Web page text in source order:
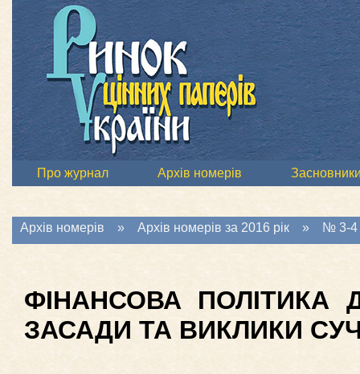
Про журнал Архів номерів
Архів номерів » Архів номерів за 2016 рік » № 3-4
ФІНАНСОВА ПОЛІТИКА
ЗАСАДИ ТА ВИКЛИКИ